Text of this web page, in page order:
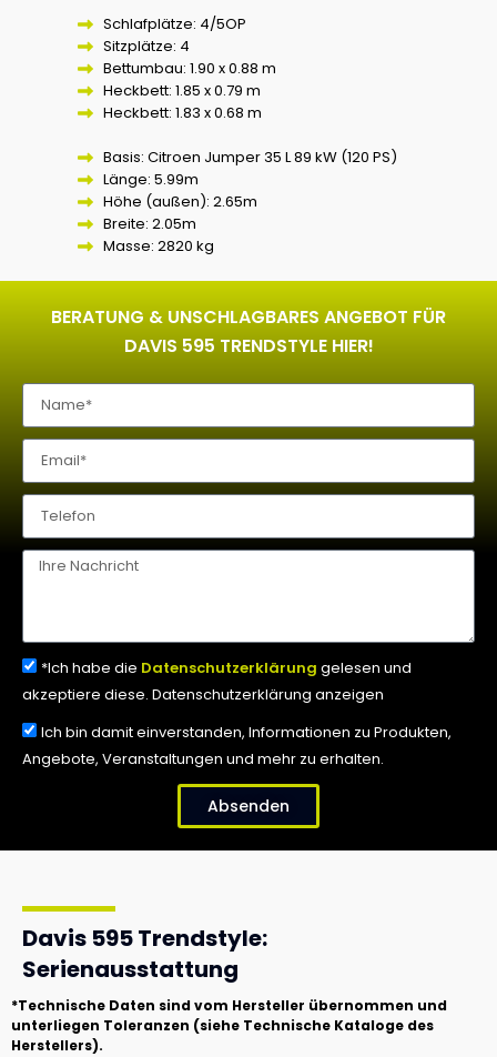
Schlafplätze: 4/5OP
Sitzplätze: 4
Bettumbau: 1.90 x 0.88 m
Heckbett: 1.85 x 0.79 m
Heckbett: 1.83 x 0.68 m
Basis: Citroen Jumper 35 L 89 kW (120 PS)
Länge: 5.99m
Höhe (außen): 2.65m
Breite: 2.05m
Masse: 2820 kg
BERATUNG & UNSCHLAGBARES ANGEBOT FÜR
DAVIS 595 TRENDSTYLE HIER!
*Ich habe die Datenschutzerklärung gelesen und
akzeptiere diese. Datenschutzerklärung anzeigen
Ich bin damit einverstanden, Informationen zu Produkten,
Angebote, Veranstaltungen und mehr zu erhalten.
Absenden
Davis 595 Trendstyle:
Serienausstattung
*Technische Daten sind vom Hersteller übernommen und
unterliegen Toleranzen (siehe Technische Kataloge des
Herstellers).